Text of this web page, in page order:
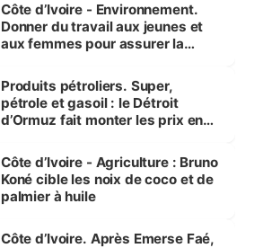
Côte d’Ivoire - Environnement.
Donner du travail aux jeunes et
aux femmes pour assurer la
menacées
Produits pétroliers. Super,
pétrole et gasoil : le Détroit
d’Ormuz fait monter les prix en
Côte d’Ivoire - Agriculture : Bruno
Koné cible les noix de coco et de
palmier à huile
Côte d’Ivoire. Après Emerse Faé,